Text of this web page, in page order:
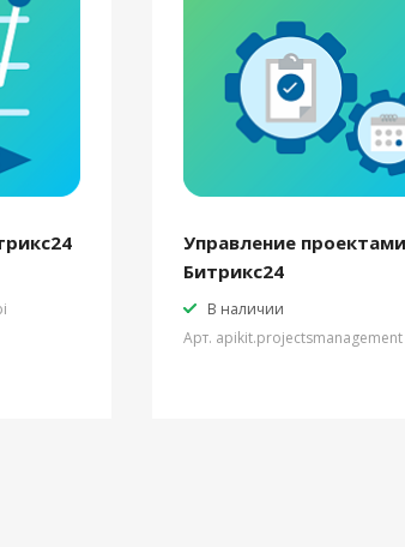
Управление
Битрикс24
В наличии
Арт. apikit.projectsmanagement